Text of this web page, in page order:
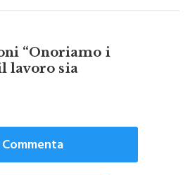
“Onoriamo i
lavoro sia
Commenta